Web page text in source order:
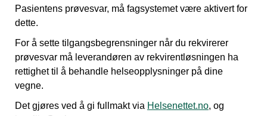
Pasientens prøvesvar, må fagsystemet være aktivert for
dette.
For å sette tilgangsbegrensninger når du rekvirerer
prøvesvar må leverandøren av rekvirentløsningen ha
rettighet til å behandle helseopplysninger på dine
vegne.
Det gjøres ved å gi fullmakt via Helsenettet.no, og